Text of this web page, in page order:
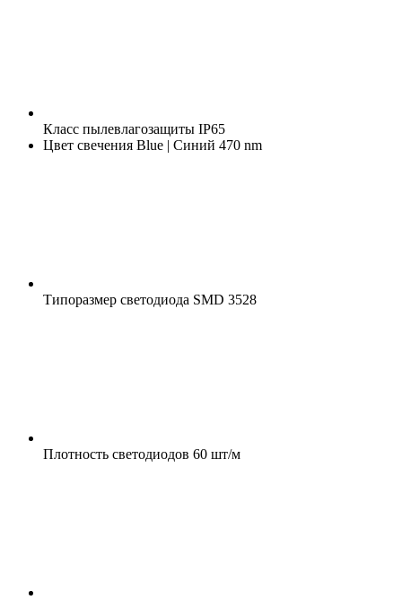
Класс пылевлагозащиты IP65
Цвет свечения Blue | Синий 470 nm
Типоразмер светодиода SMD 3528
Плотность светодиодов 60 шт/м